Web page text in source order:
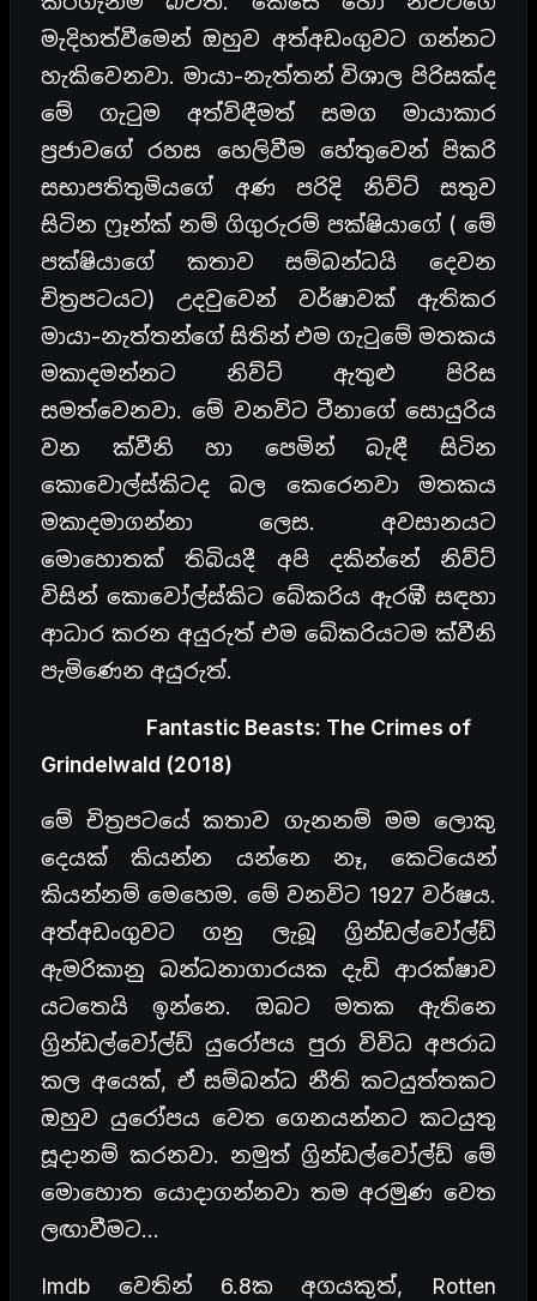
මැදිහත්වීමෙන් ඔහුව අත්අඩංගුවට ගන්නට
හැකිවෙනවා. මායා-නැත්තන් විශාල පිරිසක්ද
මේ ගැටුම අත්විඳීමත් සමග මායාකාර
ප්‍රජාවගේ රහස හෙලිවීම හේතුවෙන් පිකරි
සභාපතිතුමියගේ අණ පරිදි නිව්ට් සතුව
සිටින ෆ්‍රෑන්ක් නම් ගිගුරුරම් පක්ෂියාගේ ( මේ
පක්ෂියාගේ කතාව සම්බන්ධයි දෙවන
චිත්‍රපටයට) උදවුවෙන් වර්ෂාවක් ඇතිකර
මායා-නැත්තන්ගේ සිතින් එම ගැටුමේ මතකය
මකාදමන්නට නිව්ට් ඇතුළු පිරිස
සමත්වෙනවා. මේ වනවිට ටීනාගේ සොයුරිය
වන ක්වීනි හා පෙමින් බැඳී සිටින
කොවොල්ස්කිටද බල කෙරෙනවා මතකය
මකාදමාගන්නා ලෙස. අවසානයට
මොහොතක් තිබියදී අපි දකින්නේ නිව්ට්
විසින් කොවෝල්ස්කිට බේකරිය ඇරඹී සඳහා
ආධාර කරන අයුරුත් එම බේකරියටම ක්වීනි
පැමිණෙන අයුරුත්.
Fantastic Beasts: The Crimes of
Grindelwald (2018)
මේ චිත්‍රපටයේ කතාව ගැනනම් මම ලොකු
දෙයක් කියන්න යන්නෙ නෑ, කෙටියෙන්
කියන්නම් මෙහෙම. මේ වනවිට 1927 වර්ෂය.
අත්අඩංගුවට ගනු ලැබූ ග්‍රින්ඩල්වෝල්ඩ්
ඇමරිකානු බන්ධනාගාරයක දැඩි ආරක්ෂාව
යටතෙයි ඉන්නෙ. ඔබට මතක ඇතිනෙ
ග්‍රින්ඩල්වෝල්ඩ් යුරෝපය පුරා විවිධ අපරාධ
කල අයෙක්, ඒ සම්බන්ධ නීති කටයුත්තකට
ඔහුව යුරෝපය වෙත ගෙනයන්නට කටයුතු
සූදානම් කරනවා. නමුත් ග්‍රින්ඩල්වෝල්ඩ් මේ
මොහොත යොදාගන්නවා තම අරමුණ වෙත
ලඟාවීමට…
Imdb වෙතින් 6.8ක අගයකුත්, Rotten